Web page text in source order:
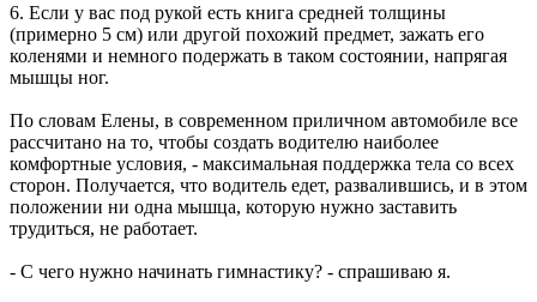
6. Если у вас под рукой есть книга средней толщины
(примерно 5 см) или другой похожий предмет, зажать его
коленями и немного подержать в таком состоянии, напрягая
мышцы ног.
По словам Елены, в современном приличном автомобиле все
рассчитано на то, чтобы создать водителю наиболее
комфортные условия, - максимальная поддержка тела со всех
сторон. Получается, что водитель едет, развалившись, и в этом
положении ни одна мышца, которую нужно заставить
трудиться, не работает.
- С чего нужно начинать гимнастику? - спрашиваю я.